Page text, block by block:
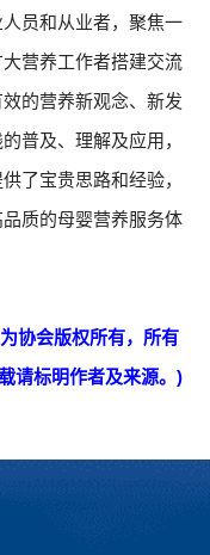
员和从业者，聚焦一
营养工作者搭建交流
的营养新观念、新发
普及、理解及应用，
了宝贵思路和经验，
质的母婴营养服务体
协会版权所有，所有
请标明作者及来源。)